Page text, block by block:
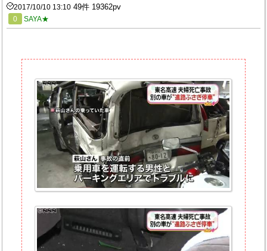
2017/10/10 13:10 49件 19362pv
0 SAYA★